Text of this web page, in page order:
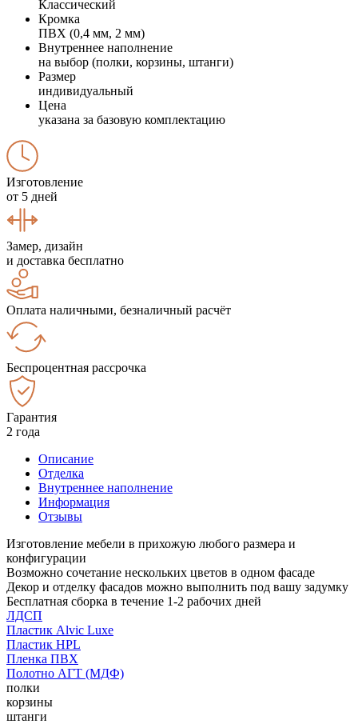
Классический
Кромка
ПВХ (0,4 мм, 2 мм)
Внутреннее наполнение
на выбор (полки, корзины, штанги)
Размер
индивидуальный
Цена
указана за базовую комплектацию
Изготовление
от 5 дней
Замер, дизайн
и доставка бесплатно
Оплата наличными, безналичный расчёт
Беспроцентная рассрочка
Гарантия
2 года
Описание
Отделка
Внутреннее наполнение
Информация
Отзывы
Изготовление мебели в прихожую любого размера и
конфигурации
Возможно сочетание нескольких цветов в одном фасаде
Декор и отделку фасадов можно выполнить под вашу задумку
Бесплатная сборка в течение 1-2 рабочих дней
ЛДСП
Пластик Alvic Luxe
Пластик HPL
Пленка ПВХ
Полотно АГТ (МДФ)
полки
корзины
штанги